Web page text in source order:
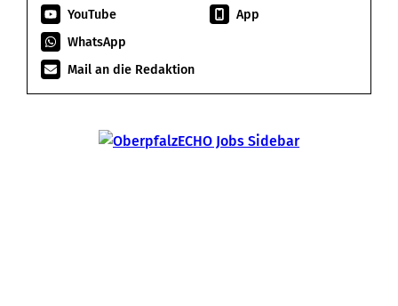
YouTube
App
WhatsApp
Mail an die Redaktion